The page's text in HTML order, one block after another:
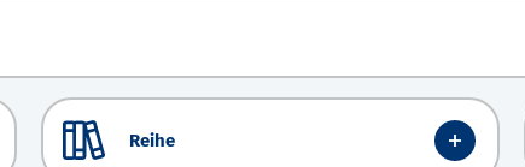
Reihe